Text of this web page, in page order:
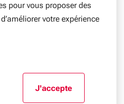
pour vous proposer des
votre expérience
de cookies
J'accepte
l'utilisation de
Aller au début du contenu